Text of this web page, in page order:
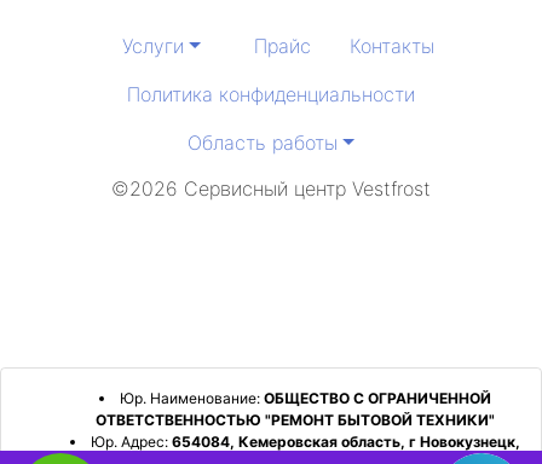
Услуги Прайс
Контакты
Политика конфиденциальности
Область работы
©2026 Сервисный центр Vestfrost
Юр. Наименование: ОБЩЕСТВО С ОГРАНИЧЕННОЙ
ОТВЕТСТВЕННОСТЬЮ "РЕМОНТ БЫТОВОЙ ТЕХНИКИ"
Юр. Адрес: 654084, Кемеровская область, г Новокузнецк,